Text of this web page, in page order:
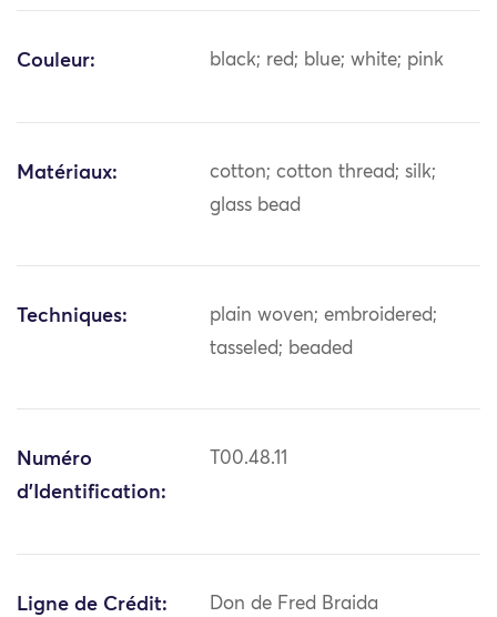
Couleur: black; red; blue; white; pink
Matériaux:
cotton; cotton thread; silk;
glass bead
Techniques:
plain woven; embroidered;
tasseled; beaded
Numéro
d'Identification:
T00.48.11
Ligne de Crédit: Don de Fred Braida